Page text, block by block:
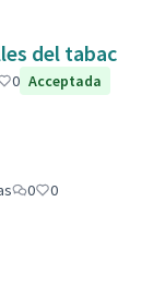
del tabac
0 Acceptada
0
0